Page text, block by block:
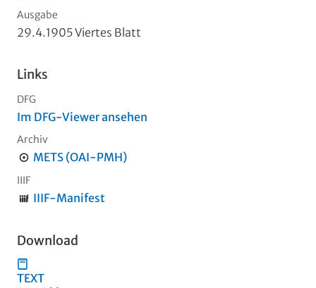
Ausgabe
29.4.1905 Viertes Blatt
Links
DFG
Im DFG-Viewer ansehen
Archiv
METS (OAI-PMH)
IIIF
IIIF-Manifest
Download
TEXT